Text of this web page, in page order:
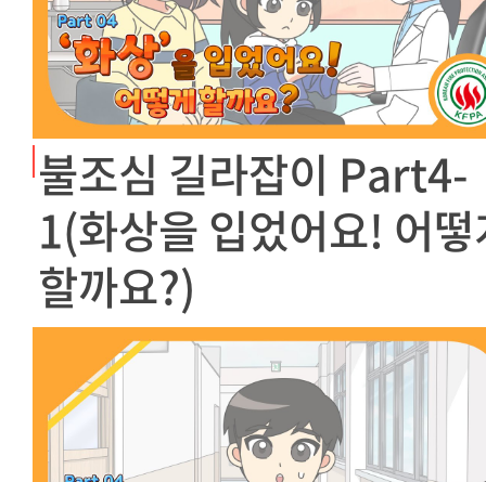
불조심 길라잡이 Part4-
1(화상을 입었어요! 어
할까요?)